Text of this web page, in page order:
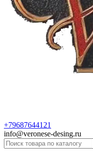
+79687644121
info@veronese-desing.ru